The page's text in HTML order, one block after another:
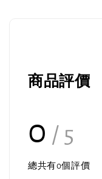
商品評價
0 / 5
總共有0個評價